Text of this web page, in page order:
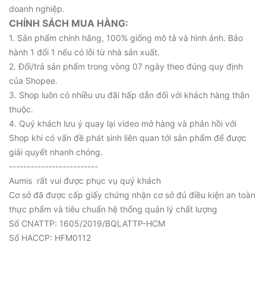
doanh nghiệp.
CHÍNH SÁCH MUA HÀNG:
1. Sản phẩm chính hãng, 100% giống mô tả và hình ảnh. Bảo
hành 1 đổi 1 nếu có lỗi từ nhà sản xuất.
2. Đổi/trả sản phẩm trong vòng 07 ngày theo đúng quy định
của Shopee.
3. Shop luôn có nhiều ưu đãi hấp dẫn đối với khách hàng thân
thuộc.
4. Quý khách lưu ý quay lại video mở hàng và phản hồi với
Shop khi có vấn đề phát sinh liên quan tới sản phẩm để được
giải quyết nhanh chóng.
-------------------------
Aumis rất vui được phục vụ quý khách
Cơ sở đã được cấp giấy chứng nhận cơ sở đủ điều kiện an toàn
thực phẩm và tiêu chuẩn hệ thống quản lý chất lượng
Số CNATTP: 1605/2019/BQLATTP-HCM
Số HACCP: HFM0112